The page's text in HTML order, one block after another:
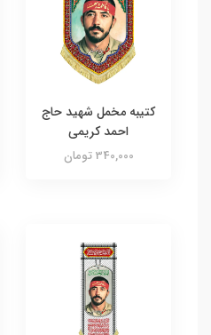
کتیبه مخمل شهید حاج
احمد کریمی
340,000 تومان